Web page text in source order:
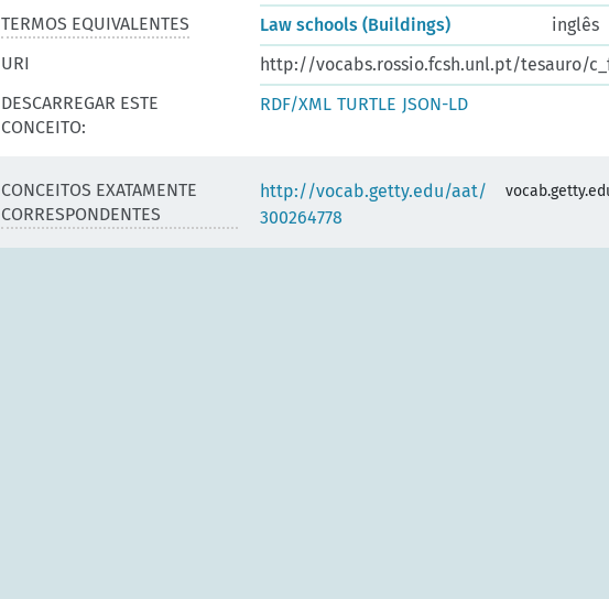
TERMOS EQUIVALENTES
Law schools (Buildings)
inglês
URI
http://vocabs.rossio.fcsh.unl.pt/tesauro/
DESCARREGAR ESTE
CONCEITO:
RDF/XML TURTLE JSON-LD
CONCEITOS EXATAMENTE
CORRESPONDENTES
http://vocab.getty.edu/aat/
300264778